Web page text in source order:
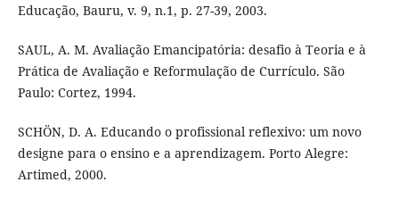
Educação, Bauru, v. 9, n.1, p. 27-39, 2003.
SAUL, A. M. Avaliação Emancipatória: desafio à Teoria e à
Prática de Avaliação e Reformulação de Currículo. São
Paulo: Cortez, 1994.
SCHÖN, D. A. Educando o profissional reflexivo: um novo
designe para o ensino e a aprendizagem. Porto Alegre:
Artimed, 2000.